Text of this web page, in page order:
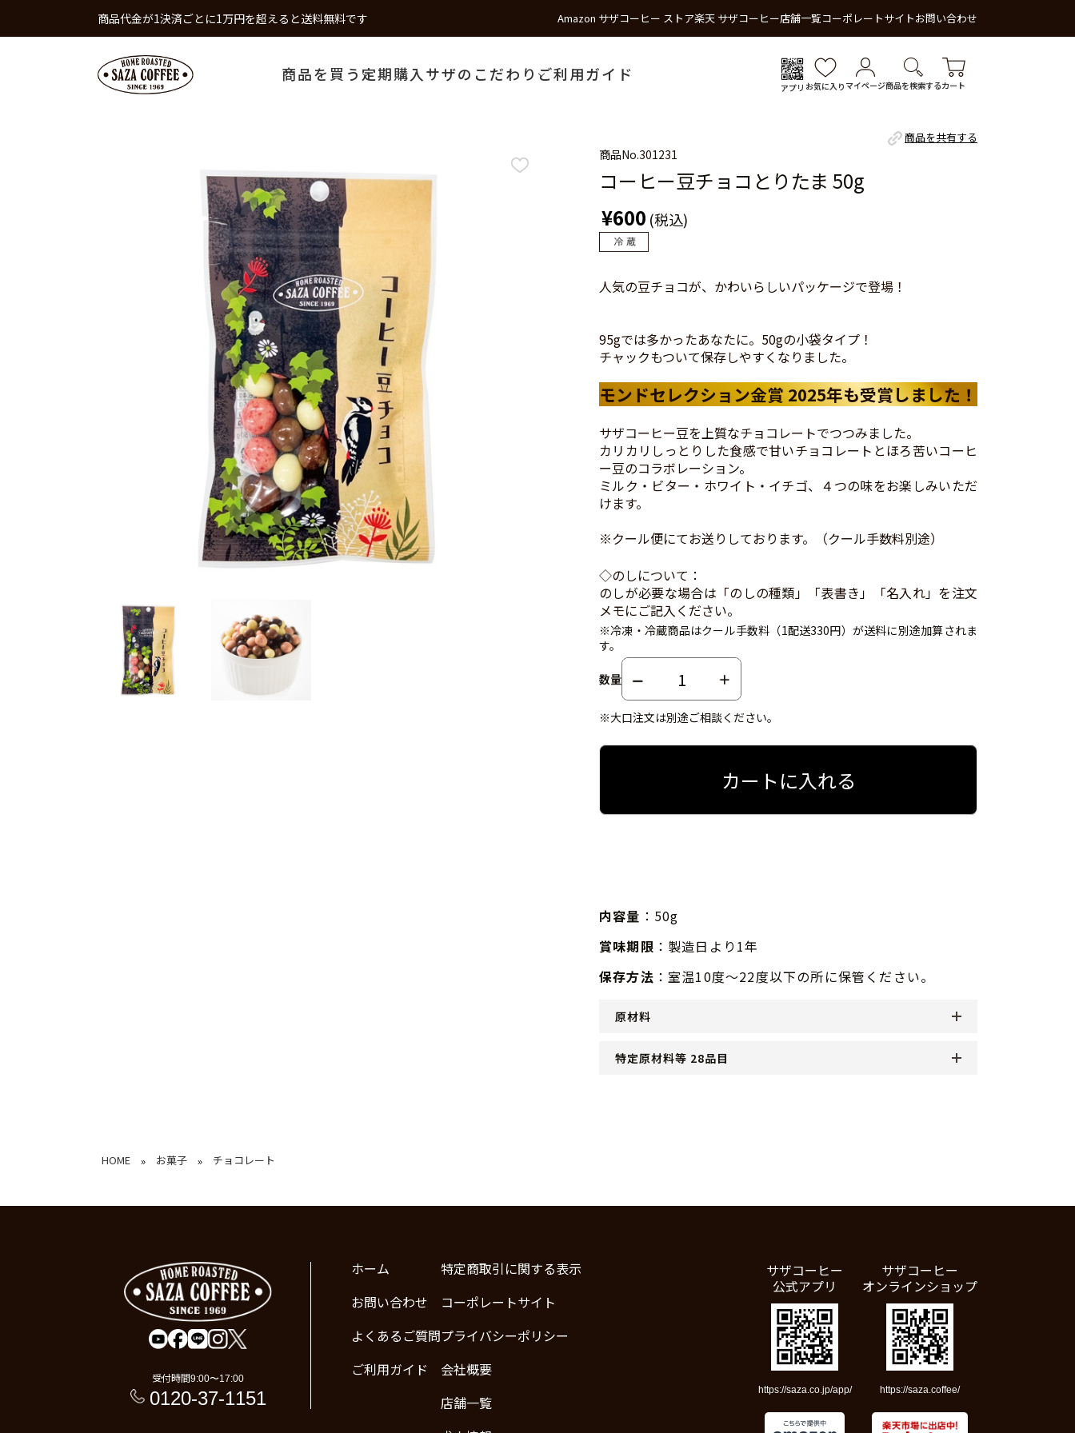
商品代金が1決済ごとに1万円を超えると送料無料です Amazon サザコーヒー ストア楽天 サザコーヒー店舗一覧コーポレートサイトお問い合わせ
商品を買う 定期購入 サザのこだわり ご利用ガイド
アプリ お気に入り マイページ商品を検索するカート
商品を共有する
商品No.301231
コーヒー豆チョコとりたま 50g
¥600 (税込)
人気の豆チョコが、かわいらしいパッケージで登場！
95gでは多かったあなたに。50gの小袋タイプ！
チャックもついて保存しやすくなりました。
モンドセレクション金賞 2025年も受賞しました！
サザコーヒー豆を上質なチョコレートでつつみました。
カリカリしっとりした食感で甘いチョコレートとほろ苦いコーヒ
ー豆のコラボレーション。
ミルク・ビター・ホワイト・イチゴ、４つの味をお楽しみいただ
けます。
※クール便にてお送りしております。（クール手数料別途）
◇のしについて：
のしが必要な場合は「のしの種類」「表書き」「名入れ」を注文
メモにご記入ください。
※冷凍・冷蔵商品はクール手数料（1配送330円）が送料に別途加算されま
す。
数量
※大口注文は別途ご相談ください。
カートに入れる
内容量 ：50g
賞味期限 ：製造日より1年
保存方法 ：室温10度～22度以下の所に保管ください。
原材料
特定原材料等 28品目
HOME » お菓子 » チョコレート
受付時間9:00〜17:00
0120-37-1151
ホーム
お問い合わせ
よくあるご質問
ご利用ガイド
特定商取引に関する表示
コーポレートサイト
プライバシーポリシー
会社概要
店舗一覧
サザコーヒー
公式アプリ
https://saza.co.jp/app/
サザコーヒー
オンラインショップ
https://saza.coffee/